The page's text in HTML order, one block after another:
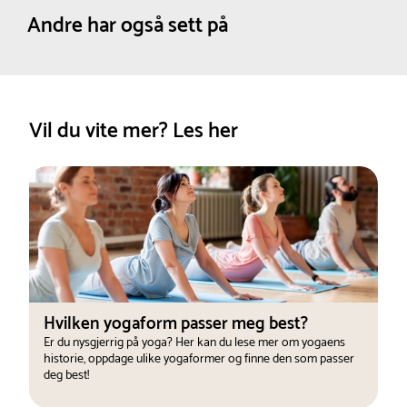
Yogablokken er spesielt effektiv ved ryggøvelser, da
den buede formen passer godt til ryggens kurver.
Bredde :
Høyde :
Pure 2 Improve
Andre har også sett på
Vil du vite mer? Les her
Hvilken yogaform passer meg best?
Er du nysgjerrig på yoga? Her kan du lese mer om yogaens
historie, oppdage ulike yogaformer og finne den som passer
deg best!